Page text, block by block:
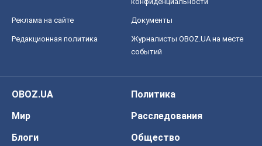
Реклама на сайте Документы
Редакционная политика
Журналисты OBOZ.UA на месте
событий
OBOZ.UA
Политика
Мир
Расследования
Блоги
Общество